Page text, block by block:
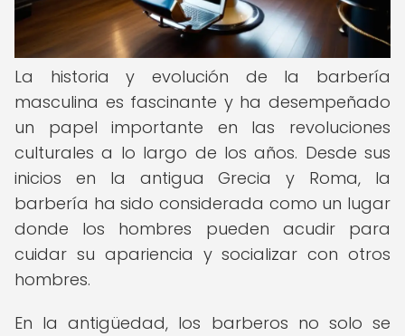
La historia y evolución de la barbería
masculina es fascinante y ha desempeñado
un papel importante en las revoluciones
culturales a lo largo de los años. Desde sus
inicios en la antigua Grecia y Roma, la
barbería ha sido considerada como un lugar
donde los hombres pueden acudir para
cuidar su apariencia y socializar con otros
hombres.
En la antigüedad, los barberos no solo se